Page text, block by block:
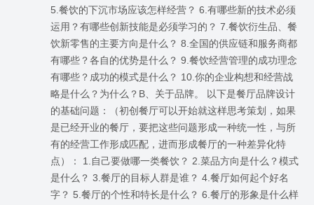
5.餐饮的下沉市场应该怎样经营？ 6.有哪些新的技术必须
运用？有哪些创新技能是必须学习的？ 7.餐饮衍生品、餐
饮新零售的主要方向是什么？ 8.全国的供应链和服务商都
有哪些？各自的优势是什么？ 9.餐饮经营管理的成功理念
有哪些？成功的模式是什么？ 10.你的企业构想和经营战
略是什么？为什么？B、关于品牌。 以下是餐厅品牌设计
的基础问题：（初创餐厅可以开始就这样思考策划，如果
是已经开业的餐厅，要把这些问题形成一种统一性，与所
有的经营工作形成匹配，进而形成餐厅的一种差异化特
点）： 1.自己要做哪一类餐饮？ 2.菜品方向是什么？模式
是什么？ 3.餐厅的目标人群是谁？ 4.餐厅如何起个好名
字？ 5.餐厅的个性和特长是什么？ 6.餐厅的形象是什么样